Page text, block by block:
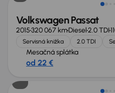
Volkswagen Passat
2015320 067 kmDiesel2.0 TDI
Servisná knižka 2.0 TDI
Mesačná splátka
od 22 €